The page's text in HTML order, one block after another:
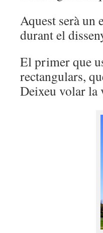
Aquest serà un
durant el
El primer que
rectangulars,
Deixeu volar la